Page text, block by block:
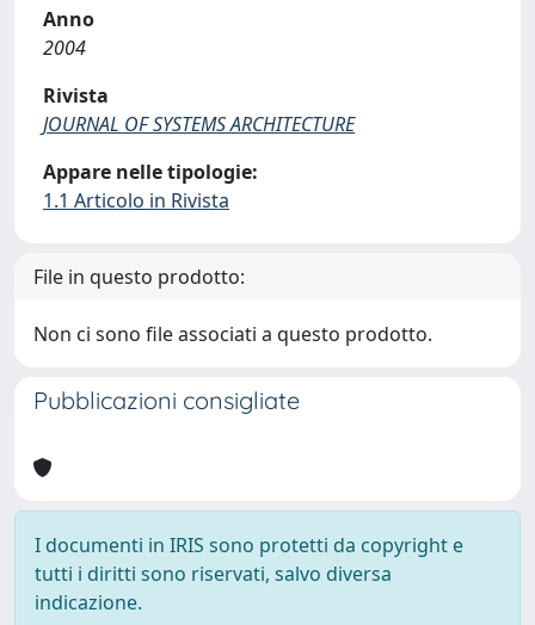
Anno
2004
Rivista
JOURNAL OF SYSTEMS ARCHITECTURE
Appare nelle tipologie:
1.1 Articolo in Rivista
File in questo prodotto:
Non ci sono file associati a questo prodotto.
Pubblicazioni consigliate
I documenti in IRIS sono protetti da copyright e
tutti i diritti sono riservati, salvo diversa
indicazione.